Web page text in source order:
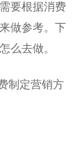
要根据消费
做参考。下
么去做。
制定营销方